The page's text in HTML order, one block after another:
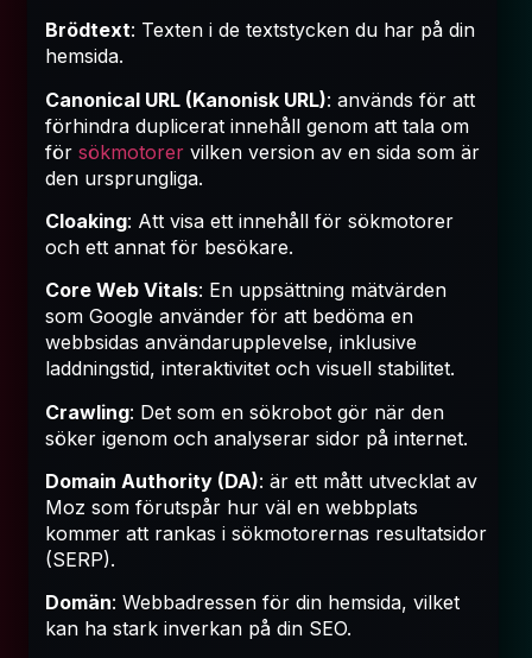
Brödtext: Texten i de textstycken du har på din
hemsida.
Canonical URL (Kanonisk URL): används för att
förhindra duplicerat innehåll genom att tala om
för sökmotorer vilken version av en sida som är
den ursprungliga.
Cloaking: Att visa ett innehåll för sökmotorer
och ett annat för besökare.
Core Web Vitals: En uppsättning mätvärden
som Google använder för att bedöma en
webbsidas användarupplevelse, inklusive
laddningstid, interaktivitet och visuell stabilitet.
Crawling: Det som en sökrobot gör när den
söker igenom och analyserar sidor på internet.
Domain Authority (DA): är ett mått utvecklat av
Moz som förutspår hur väl en webbplats
kommer att rankas i sökmotorernas resultatsidor
(SERP).
Domän: Webbadressen för din hemsida, vilket
kan ha stark inverkan på din SEO.